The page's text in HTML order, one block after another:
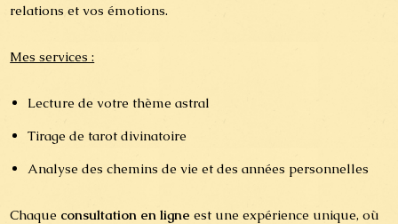
relations et vos émotions.
Mes services :
Lecture de votre thème astral
Tirage de tarot divinatoire
Analyse des chemins de vie et des années personnelles
Chaque consultation en ligneest une expérience unique, où